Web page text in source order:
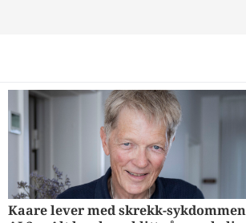
Kaare lever med skrekk-sykdommen